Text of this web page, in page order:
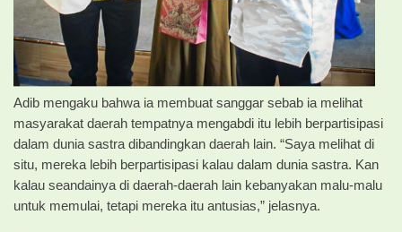
Adib mengaku bahwa ia membuat sanggar sebab ia melihat
masyarakat daerah tempatnya mengabdi itu lebih berpartisipasi
dalam dunia sastra dibandingkan daerah lain. “Saya melihat di
situ, mereka lebih berpartisipasi kalau dalam dunia sastra. Kan
kalau seandainya di daerah-daerah lain kebanyakan malu-malu
untuk memulai, tetapi mereka itu antusias,” jelasnya.